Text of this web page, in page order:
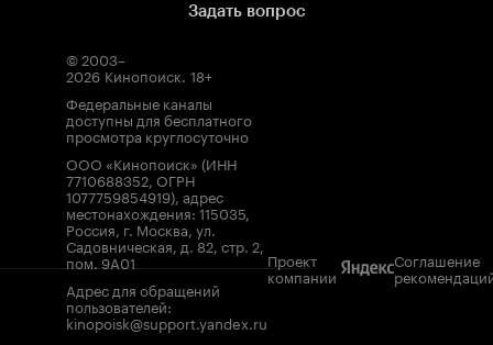
Задать вопрос
© 2003–
2026 Кинопоиск. 18+
Федеральные каналы
доступны для бесплатного
просмотра круглосуточно
ООО «Кинопоиск» (ИНН
7710688352, ОГРН
1077759854919), адрес
местонахождения: 115035,
Россия, г. Москва, ул.
Садовническая, д. 82, стр. 2,
пом. 9А01
Адрес для обращений
пользователей:
kinopoisk@support.yandex.ru
Проект
компании
Соглашение